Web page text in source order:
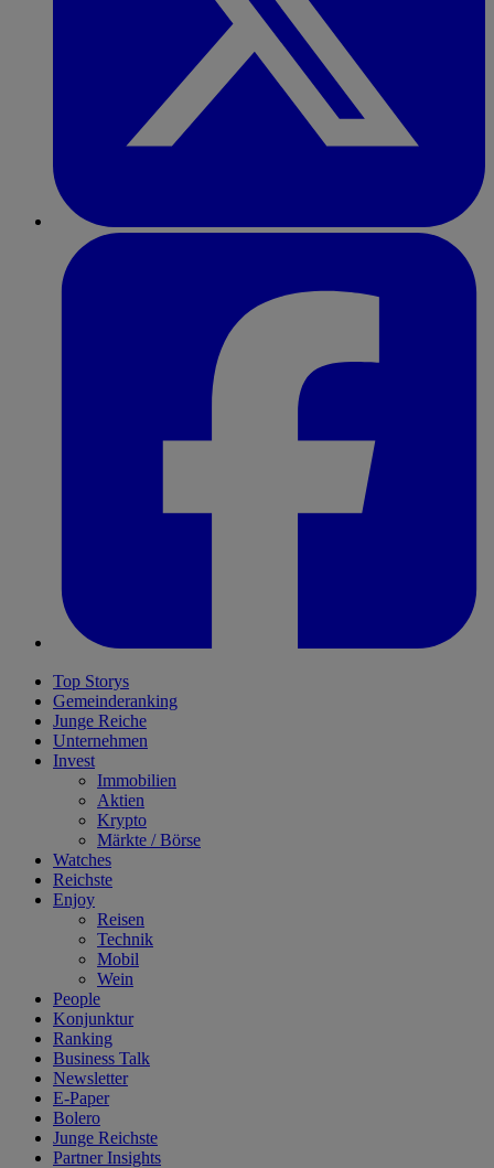
Top Storys
Gemeinderanking
Junge Reiche
Unternehmen
Invest
Immobilien
Aktien
Krypto
Märkte / Börse
Watches
Reichste
Enjoy
Reisen
Technik
Mobil
Wein
People
Konjunktur
Ranking
Business Talk
Newsletter
E-Paper
Bolero
Junge Reichste
Partner Insights